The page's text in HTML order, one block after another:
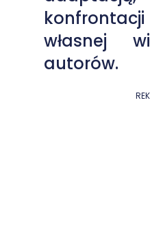
własnej
autorów.